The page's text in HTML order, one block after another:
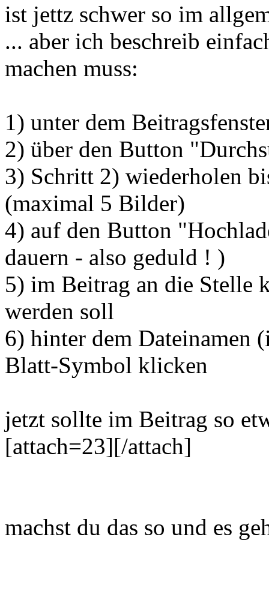
ist jettz schwer so im
... aber ich beschreib
machen muss:
1) unter dem
2) über den Button
3) Schritt 2) wiederholen
(maximal 5 Bilder)
4) auf den Button
dauern - also geduld ! )
5) im Beitrag an die Stelle
werden soll
6) hinter dem Dateinamen
Blatt-Symbol klicken
jetzt sollte im Beitrag so
[attach=23][/attach]
machst du das so und es